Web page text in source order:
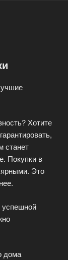
Хотите
станет
Покупки в
Это
успешной
дома